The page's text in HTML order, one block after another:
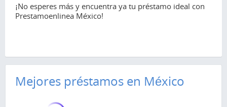
¡No esperes más y encuentra ya tu préstamo ideal con
Prestamoenlinea México!
Mejores préstamos en México